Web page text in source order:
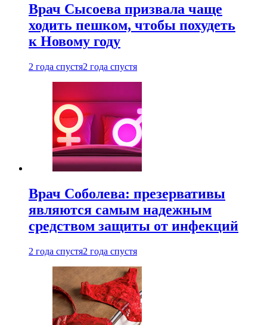
Врач Сысоева призвала чаще
ходить пешком, чтобы похудеть
к Новому году
2 года спустя2 года спустя
Врач Соболева: презервативы
являются самым надежным
средством защиты от инфекций
2 года спустя2 года спустя